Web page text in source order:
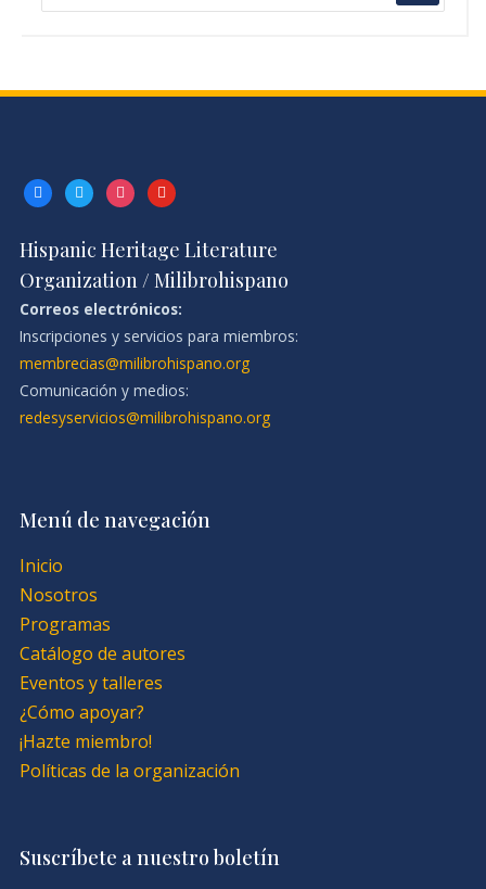
facebooktwitterinstagramyoutube
Hispanic Heritage Literature
Organization / Milibrohispano
Correos electrónicos:
Inscripciones y servicios para miembros:
membrecias@milibrohispano.org
Comunicación y medios:
redesyservicios@milibrohispano.org
Menú de navegación
Inicio
Nosotros
Programas
Catálogo de autores
Eventos y talleres
¿Cómo apoyar?
¡Hazte miembro!
Políticas de la organización
Suscríbete a nuestro boletín